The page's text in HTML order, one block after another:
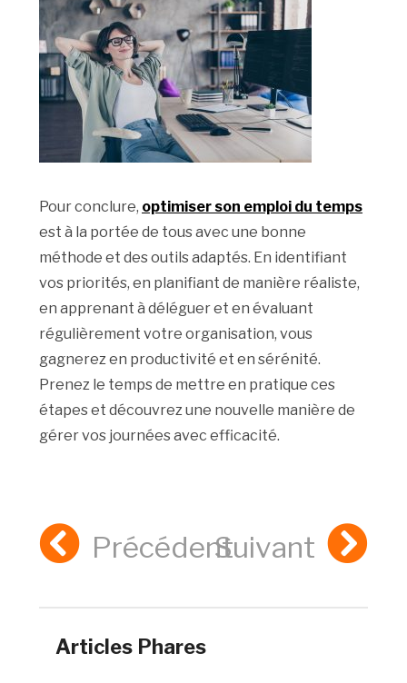
Pour conclure, optimiser son emploi du temps
est à la portée de tous avec une bonne
méthode et des outils adaptés. En identifiant
vos priorités, en planifiant de manière réaliste,
en apprenant à déléguer et en évaluant
régulièrement votre organisation, vous
gagnerez en productivité et en sérénité.
Prenez le temps de mettre en pratique ces
étapes et découvrez une nouvelle manière de
gérer vos journées avec efficacité.
PrécédentSuivant
Articles Phares